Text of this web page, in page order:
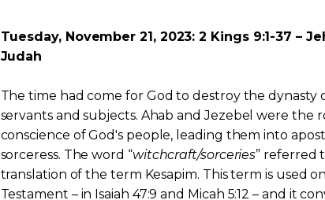
Tuesday, November 21, 2023: 2 Kings 9:1-37 –
Judah
The time had come for God to destroy the dynasty
servants and subjects. Ahab and Jezebel were the
conscience of God's people, leading them into
sorceress. The word “witchcraft/sorceries” referred
translation of the term Kesapim. This term is used
Testament – in Isaiah 47:9 and Micah 5:12 – and it